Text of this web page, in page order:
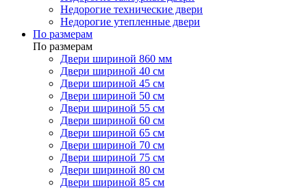
Недорогие технические двери
Недорогие утепленные двери
По размерам
По размерам
Двери шириной 860 мм
Двери шириной 40 см
Двери шириной 45 см
Двери шириной 50 см
Двери шириной 55 см
Двери шириной 60 см
Двери шириной 65 см
Двери шириной 70 см
Двери шириной 75 см
Двери шириной 80 см
Двери шириной 85 см